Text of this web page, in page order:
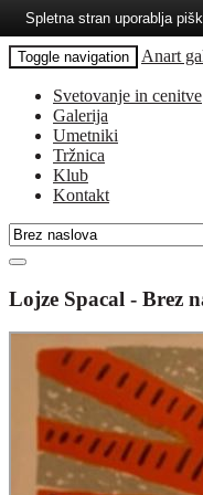
Toggle navigation Anart
Svetovanje in cenitve
Galerija
Umetniki
Tržnica
Klub
Kontakt
Lojze Spacal - Brez
Spletna stran uporablja